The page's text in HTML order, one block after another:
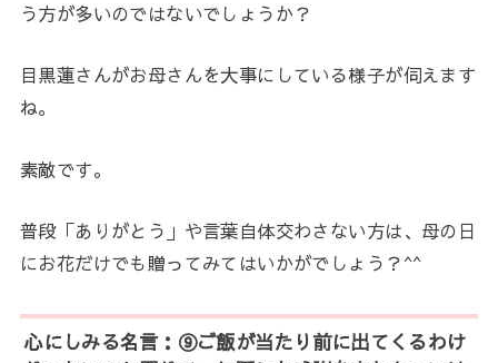
う方が多いのではないでしょうか？
目黒蓮さんがお母さんを大事にしている様子が伺えます
ね。
素敵です。
普段「ありがとう」や言葉自体交わさない方は、母の日
にお花だけでも贈ってみてはいかがでしょう？^^
心にしみる名言：⑨ご飯が当たり前に出てくるわけ